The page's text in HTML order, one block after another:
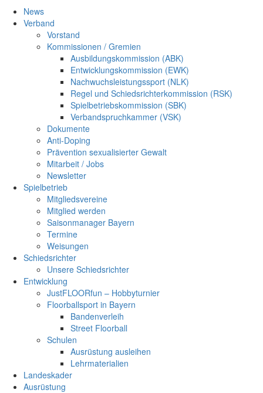
News
Verband
Vorstand
Kommissionen / Gremien
Ausbildungskommission (ABK)
Entwicklungskommission (EWK)
Nachwuchsleistungssport (NLK)
Regel und Schiedsrichterkommission (RSK)
Spielbetriebskommission (SBK)
Verbandspruchkammer (VSK)
Dokumente
Anti-Doping
Prävention sexualisierter Gewalt
Mitarbeit / Jobs
Newsletter
Spielbetrieb
Mitgliedsvereine
Mitglied werden
Saisonmanager Bayern
Termine
Weisungen
Schiedsrichter
Unsere Schiedsrichter
Entwicklung
JustFLOORfun – Hobbyturnier
Floorballsport in Bayern
Bandenverleih
Street Floorball
Schulen
Ausrüstung ausleihen
Lehrmaterialien
Landeskader
Ausrüstung